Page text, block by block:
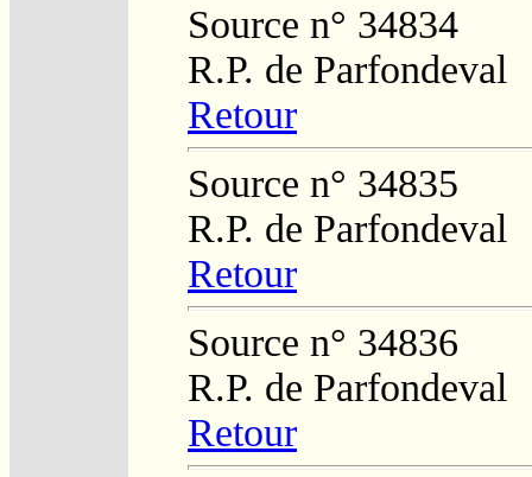
Source n° 34834
R.P. de Parfondeval
Retour
Source n° 34835
R.P. de Parfondeval
Retour
Source n° 34836
R.P. de Parfondeval
Retour